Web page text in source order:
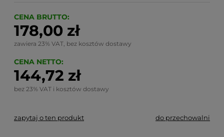
CENA BRUTTO:
178,00 zł
zawiera 23% VAT, bez kosztów dostawy
CENA NETTO:
144,72 zł
bez 23% VAT i kosztów dostawy
zapytaj o ten produkt do przechowalni